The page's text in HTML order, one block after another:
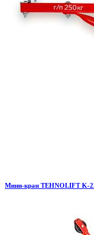
Мини-кран TEHNOLIFT K-